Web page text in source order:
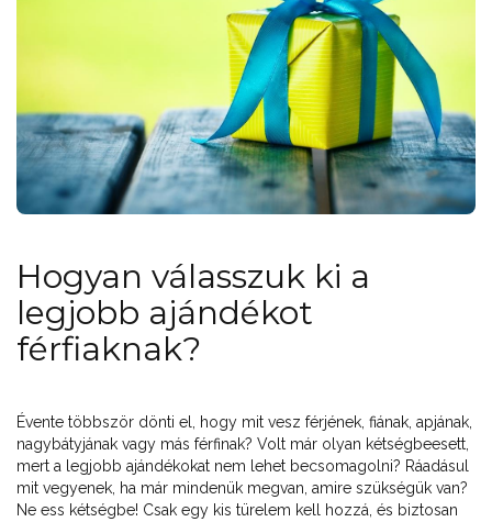
Hogyan válasszuk ki a
legjobb ajándékot
férfiaknak?
Évente többször dönti el, hogy mit vesz férjének, fiának, apjának,
nagybátyjának vagy más férfinak? Volt már olyan kétségbeesett,
mert a legjobb ajándékokat nem lehet becsomagolni? Ráadásul
mit vegyenek, ha már mindenük megvan, amire szükségük van?
Ne ess kétségbe! Csak egy kis türelem kell hozzá, és biztosan